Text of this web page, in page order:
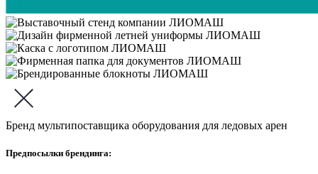
Бренд мультипоставщика оборудования для ледовых арен
Предпосылки брендинга: